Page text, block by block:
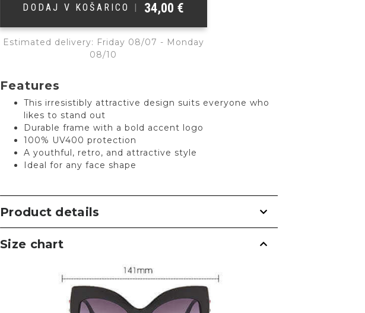
DODAJ V KOŠARICO | 34,00 €
Estimated delivery: Friday 08/07 - Monday
08/10
Features
This irresistibly attractive design suits everyone who
likes to stand out
Durable frame with a bold accent logo
100% UV400 protection
A youthful, retro, and attractive style
Ideal for any face shape
Product details
Size chart